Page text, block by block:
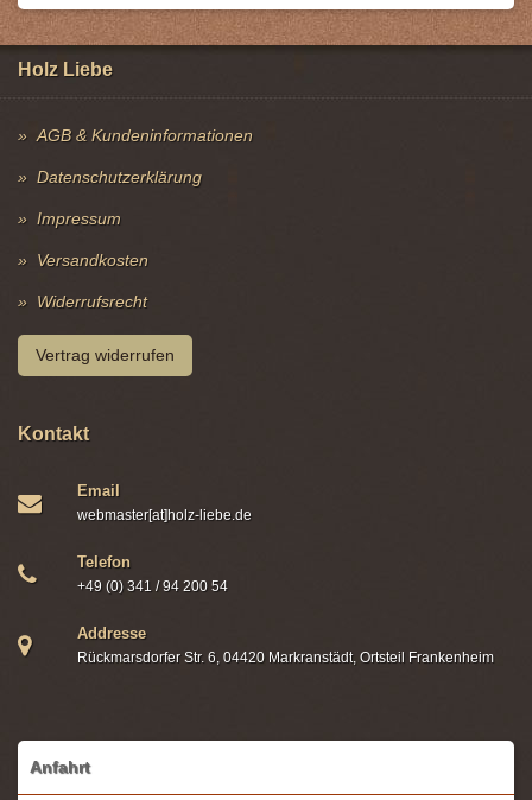
Holz Liebe
AGB & Kundeninformationen
Datenschutzerklärung
Impressum
Versandkosten
Widerrufsrecht
Vertrag widerrufen
Kontakt
Email
webmaster[at]holz-liebe.de
Telefon
+49 (0) 341 / 94 200 54
Addresse
Rückmarsdorfer Str. 6, 04420 Markranstädt, Ortsteil Frankenheim
Anfahrt